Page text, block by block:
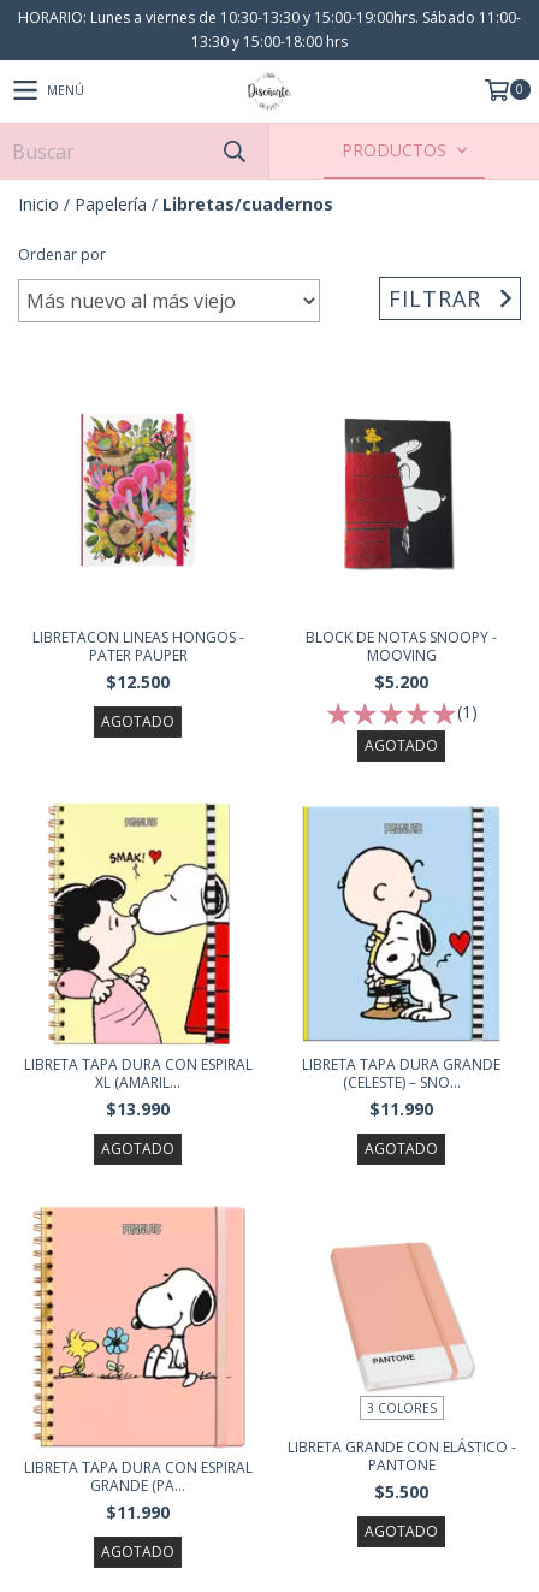
HORARIO: Lunes a viernes de 10:30-13:30 y 15:00-19:00hrs. Sábado 11:00-
13:30 y 15:00-18:00 hrs
MENÚ 0
PRODUCTOS
Inicio / Papelería / Libretas/cuadernos
Ordenar por
FILTRAR
LIBRETACON LINEAS HONGOS -
PATER PAUPER
$12.500
AGOTADO
BLOCK DE NOTAS SNOOPY -
MOOVING
$5.200
(1)
AGOTADO
LIBRETA TAPA DURA CON ESPIRAL
XL (AMARIL...
$13.990
AGOTADO
LIBRETA TAPA DURA GRANDE
(CELESTE) – SNO...
$11.990
AGOTADO
LIBRETA TAPA DURA CON ESPIRAL
GRANDE (PA...
$11.990
AGOTADO
3 COLORES
LIBRETA GRANDE CON ELÁSTICO -
PANTONE
$5.500
AGOTADO